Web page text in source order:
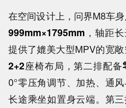
在空间设计上，问界M8车
999mm×1795mm ，轴距
提供了媲美大型MPV的宽
2+2座椅布局，第二排配备
0°零压角调节、加热、通
长途乘坐如置身云端。第